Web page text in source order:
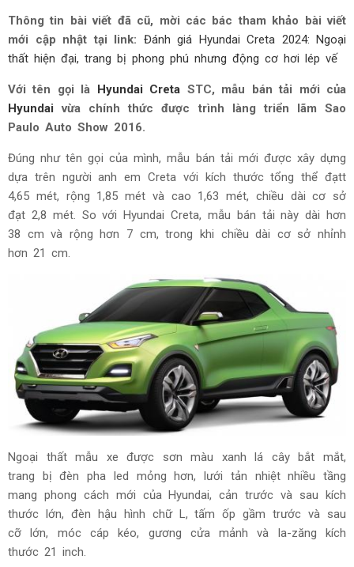
Thông tin bài viết đã cũ, mời các bác tham khảo bài viết
mới cập nhật tại link: Đánh giá Hyundai Creta 2024: Ngoại
thất hiện đại, trang bị phong phú nhưng động cơ hơi lép vế
Với tên gọi là Hyundai Creta STC, mẫu bán tải mới của
Hyundai vừa chính thức được trình làng triển lãm Sao
Paulo Auto Show 2016.
Đúng như tên gọi của mình, mẫu bán tải mới được xây dựng
dựa trên người anh em Creta với kích thước tổng thể đạtt
4,65 mét, rộng 1,85 mét và cao 1,63 mét, chiều dài cơ sở
đạt 2,8 mét. So với Hyundai Creta, mẫu bán tải này dài hơn
38 cm và rộng hơn 7 cm, trong khi chiều dài cơ sở nhỉnh
hơn 21 cm.
Ngoại thất mẫu xe được sơn màu xanh lá cây bắt mắt,
trang bị đèn pha led mỏng hơn, lưới tản nhiệt nhiều tầng
mang phong cách mới của Hyundai, cản trước và sau kích
thước lớn, đèn hậu hình chữ L, tấm ốp gầm trước và sau
cỡ lớn, móc cáp kéo, gương cửa mảnh và la-zăng kích
thước 21 inch.